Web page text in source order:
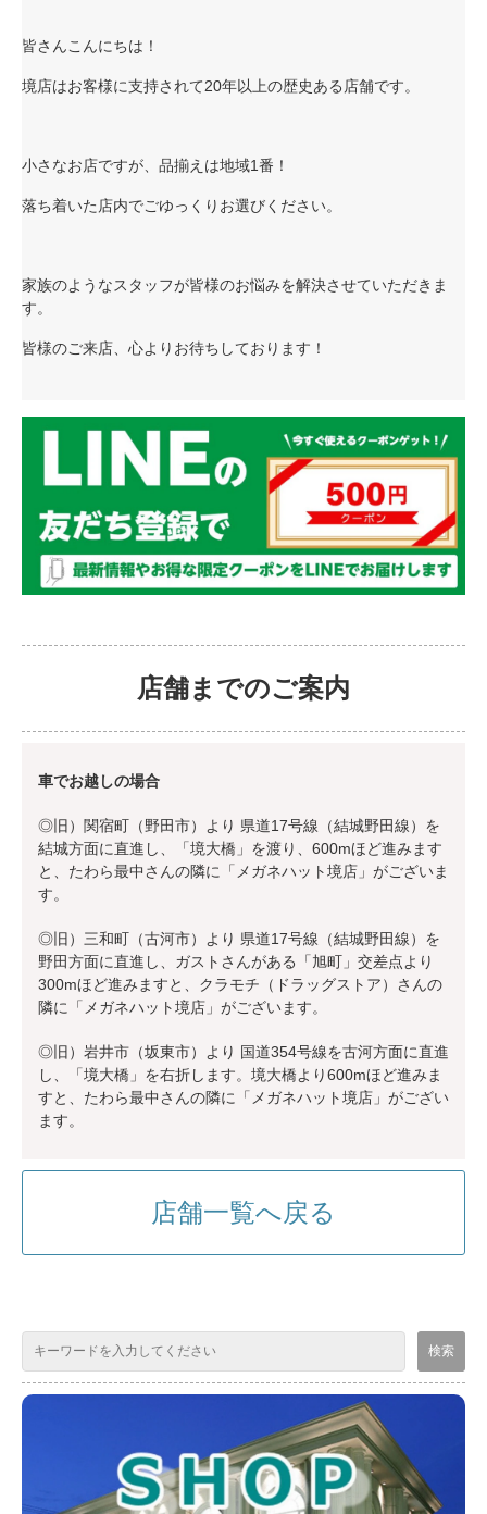
皆さんこんにちは！
境店はお客様に支持されて20年以上の歴史ある店舗です。
小さなお店ですが、品揃えは地域1番！
落ち着いた店内でごゆっくりお選びください。
家族のようなスタッフが皆様のお悩みを解決させていただきま
す。
皆様のご来店、心よりお待ちしております！
店舗までのご案内
車でお越しの場合
◎旧）関宿町（野田市）より 県道17号線（結城野田線）を
結城方面に直進し、「境大橋」を渡り、600mほど進みます
と、たわら最中さんの隣に「メガネハット境店」がございま
す。
◎旧）三和町（古河市）より 県道17号線（結城野田線）を
野田方面に直進し、ガストさんがある「旭町」交差点より
300mほど進みますと、クラモチ（ドラッグストア）さんの
隣に「メガネハット境店」がございます。
◎旧）岩井市（坂東市）より 国道354号線を古河方面に直進
し、「境大橋」を右折します。境大橋より600mほど進みま
すと、たわら最中さんの隣に「メガネハット境店」がござい
ます。
店舗一覧へ戻る